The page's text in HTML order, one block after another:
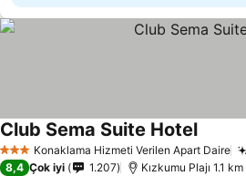
3 YıldızKonaklama Hizmeti Verilen Apart Daire
Club Sema Suite Hotel
8,4 Çok iyi 1.207 Kızkumu Plajı 1.1